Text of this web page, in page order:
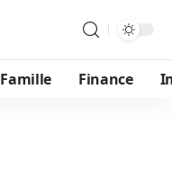
Famille Finance